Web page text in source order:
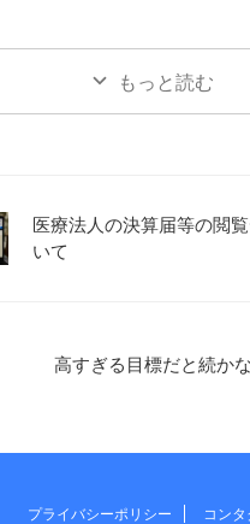
習慣化は特に難
てみます。 小さ
ぐ取り掛かれな
とりあえず資料
考えない
ませんが
ろんなこ
間にはな
れもこれ
すが。。
もっと読む
医療法人の決算届等の閲
いて
高すぎる目標だと続か
プライバシーポリシー コンタ